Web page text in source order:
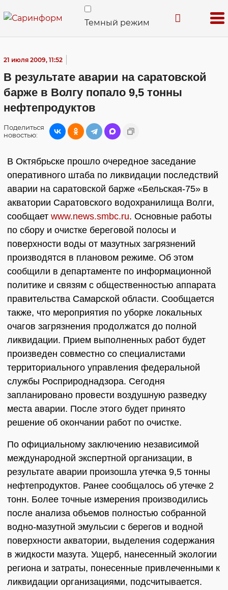
Темный режим
21 июля 2009, 11:52
В результате аварии на саратовской
барже в Волгу попало 9,5 тонны
нефтепродуктов
Поделиться
новостью:
В Октябрьске прошло очередное заседание
оперативного штаба по ликвидации последствий
аварии на саратовской барже «Бельская-75» в
акватории Саратовского водохранилища Волги,
сообщает www.news.smbc.ru. Основные работы
по сбору и очистке береговой полосы и
поверхности воды от мазутных загрязнений
производятся в плановом режиме. Об этом
сообщили в департаменте по информационной
политике и связям с общественностью аппарата
правительства Самарской области. Сообщается
также, что мероприятия по уборке локальных
очагов загрязнения продолжатся до полной
ликвидации. Прием выполненных работ будет
произведен совместно со специалистами
территориального управления федеральной
службы Росприроднадзора. Сегодня
запланировано провести воздушную разведку
места аварии. После этого будет принято
решение об окончании работ по очистке.
По официальному заключению независимой
международной экспертной организации, в
результате аварии произошла утечка 9,5 тонны
нефтепродуктов. Ранее сообщалось об утечке 2
тонн. Более точные измерения производились
после анализа объемов полностью собранной
водно-мазутной эмульсии с берегов и водной
поверхности акватории, выделения содержания
в жидкости мазута. Ущерб, нанесенный экологии
региона и затраты, понесенные привлеченными к
ликвидации организациями, подсчитывается.